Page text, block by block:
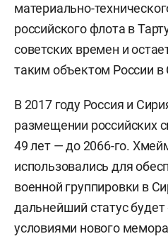
материально-
российского флота в
советских времен и
таким объектом России
В 2017 году Россия и
размещении российских
49 лет — до 2066-го.
использовались для
военной группировки в
дальнейший статус
условиями нового